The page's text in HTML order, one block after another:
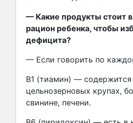
— Какие продукты стоит
рацион ребенка, чтобы
дефицита?
— Если говорить по
В1 (тиамин) — содержится
цельнозерновых крупах,
свинине, печени.